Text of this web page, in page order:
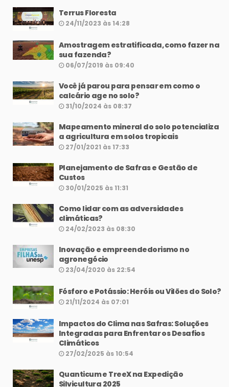
Terrus Floresta
24/11/2023 às 14:28
Amostragem estratificada, como fazer na
sua fazenda?
06/07/2019 às 09:40
Você já parou para pensar em como o
calcário age no solo?
31/10/2024 às 08:37
Mapeamento mineral do solo potencializa
a agricultura em solos tropicais
27/01/2021 às 17:33
Planejamento de Safras e Gestão de
Custos
30/01/2025 às 11:31
Como lidar com as adversidades
climáticas?
24/02/2023 às 08:30
Inovação e empreendedorismo no
agronegócio
23/04/2020 às 22:54
Fósforo e Potássio: Heróis ou Vilões do Solo?
21/11/2024 às 07:01
Impactos do Clima nas Safras: Soluções
Integradas para Enfrentar os Desafios
Climáticos
27/02/2025 às 10:54
Quanticum e TreeX na Expedição
Silvicultura 2025